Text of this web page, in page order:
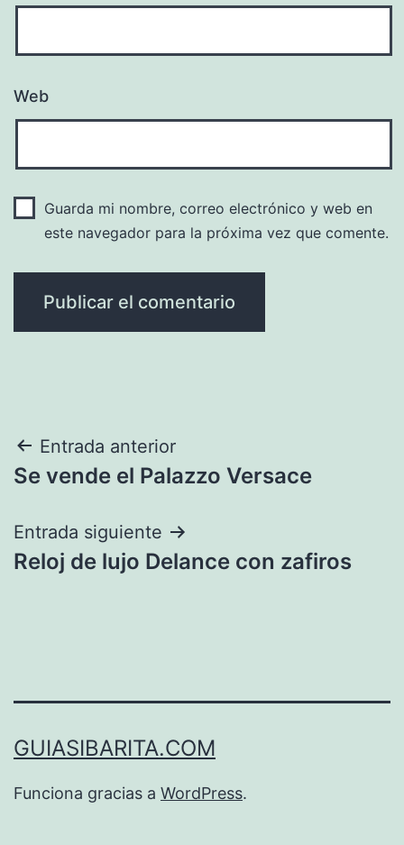
Web
Guarda mi nombre, correo electrónico y web en
este navegador para la próxima vez que comente.
Navegación
de
entradas
Entrada anterior
Se vende el Palazzo Versace
Entrada siguiente
Reloj de lujo Delance con zafiros
GUIASIBARITA.COM
Funciona gracias a WordPress.